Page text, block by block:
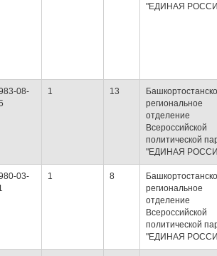
"ЕДИНАЯ
08-
1 13
региональное
отделение
Всероссийской
политической
"ЕДИНАЯ
03-
1 8
региональное
отделение
Всероссийской
политической
"ЕДИНАЯ